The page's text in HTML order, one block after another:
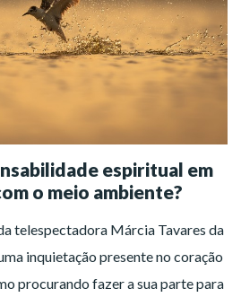
espiritual em
o meio ambiente?
telespectadora Márcia Tavares da
inquietação presente no coração
procurando fazer a sua parte para